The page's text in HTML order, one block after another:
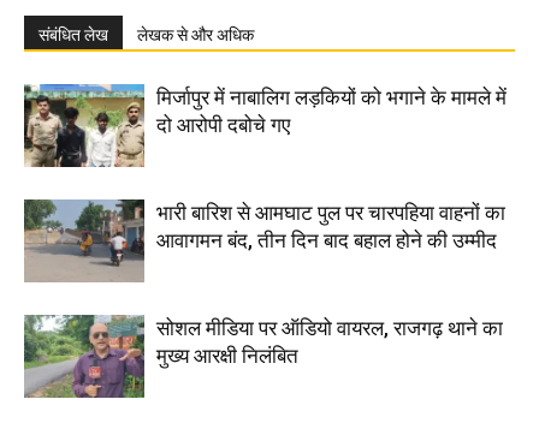
संबंधित लेख लेखक से और अधिक
मिर्जापुर में नाबालिग लड़कियों को भगाने के मामले में
दो आरोपी दबोचे गए
भारी बारिश से आमघाट पुल पर चारपहिया वाहनों का
आवागमन बंद, तीन दिन बाद बहाल होने की उम्मीद
सोशल मीडिया पर ऑडियो वायरल, राजगढ़ थाने का
मुख्य आरक्षी निलंबित